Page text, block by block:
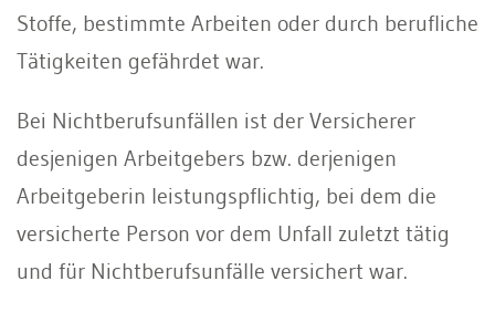
Stoffe, bestimmte Arbeiten oder durch berufliche
Tätigkeiten gefährdet war.
Bei Nichtberufsunfällen ist der Versicherer
desjenigen Arbeitgebers bzw. derjenigen
Arbeitgeberin leistungspflichtig, bei dem die
versicherte Person vor dem Unfall zuletzt tätig
und für Nichtberufsunfälle versichert war.